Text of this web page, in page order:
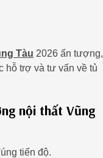
Tàu 2026 ấn tượng,
hỗ trợ và tư vấn về tủ
nội thất Vũng
tiến độ.